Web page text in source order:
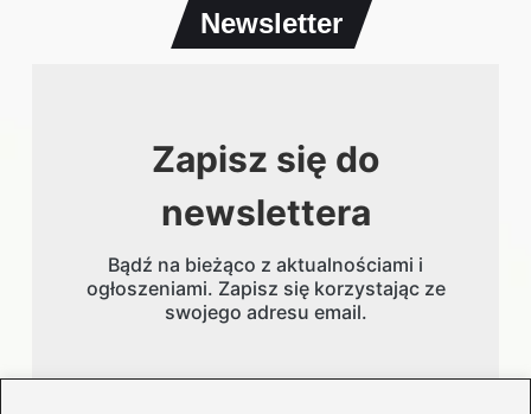
Newsletter
Zapisz się do
newslettera
Bądź na bieżąco z aktualnościami i
ogłoszeniami. Zapisz się korzystając ze
swojego adresu email.
Adres email